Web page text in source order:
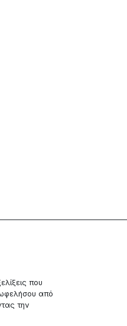
που
από
την